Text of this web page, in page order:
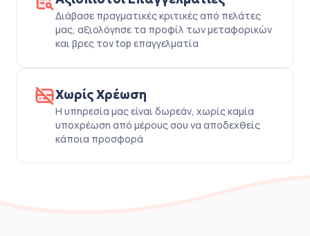
Διάβασε πραγματικές κριτικές από πελάτες
μας, αξιολόγησε τα προφίλ των μεταφορικών
και βρες τον top επαγγελματία
Χωρίς Χρέωση
Η υπηρεσία μας είναι δωρεάν, χωρίς καμία
υποχρέωση από μέρους σου να αποδεχθείς
κάποια προσφορά